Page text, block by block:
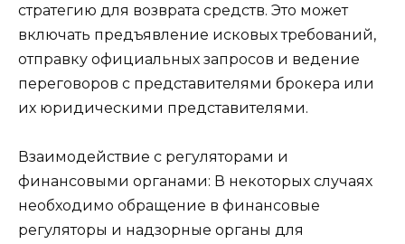
стратегию для возврата средств. Это может
включать предъявление исковых требований,
отправку официальных запросов и ведение
переговоров с представителями брокера или
их юридическими представителями.
Взаимодействие с регуляторами и
финансовыми органами: В некоторых случаях
необходимо обращение в финансовые
регуляторы и надзорные органы для